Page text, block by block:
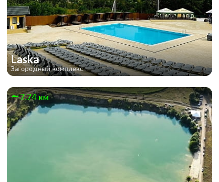
Laska
Загородный комплекс
7.74 км